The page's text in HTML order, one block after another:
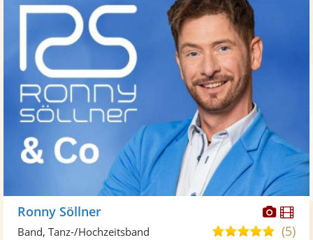
Ronny Söllner
5,0(5)
Band, Tanz-/Hochzeitsband